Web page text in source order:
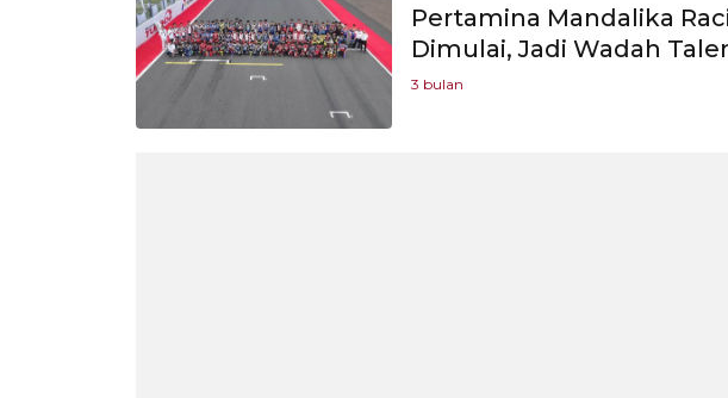
Pertamina Mandalika
Dimulai, Jadi Wadah
3 bulan